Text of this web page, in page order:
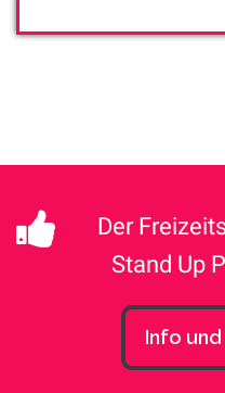
Der
Stand Up
Info